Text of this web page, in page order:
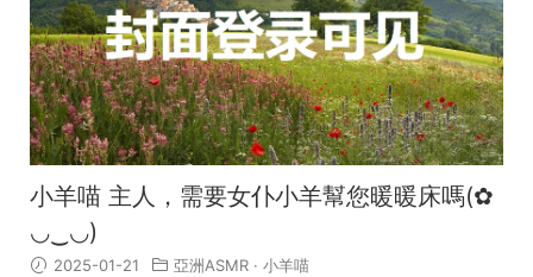
小羊喵 主人，需要女仆小羊幫您暖暖床嗎(✿
◡‿◡)
2025-01-21 亞洲ASMR · 小羊喵